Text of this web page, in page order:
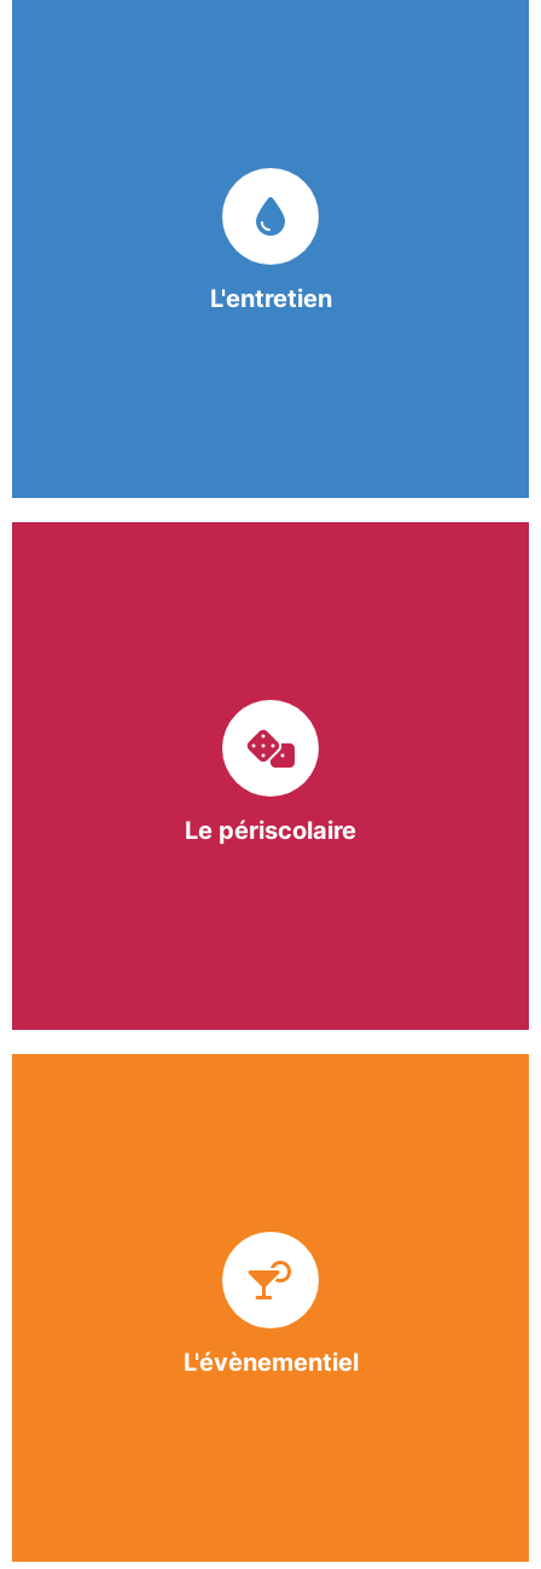
L'entretien
garantissent une prestation de nettoyage de
qualité.
Le périscolaire
bergeracois. A travers les Temps d’Activités
Périscolaires (TAP) et les Pauses Méridiennes, nous
apportons une réponse adaptée et individualisée
L'évènementiel
BASE apporte des solutions innovantes et
originales dans l’organisation des manifestations,
festivals, conventions, colloques et assemblées